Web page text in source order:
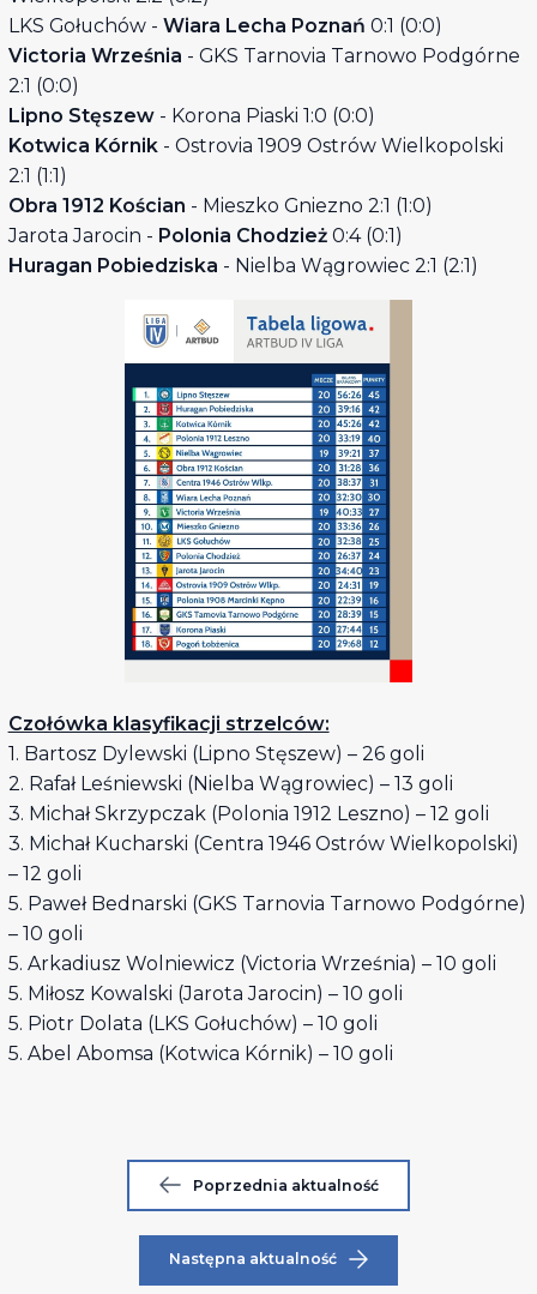
LKS Gołuchów - Wiara Lecha Poznań 0:1 (0:0)
Victoria Września - GKS Tarnovia Tarnowo Podgórne
2:1 (0:0)
Lipno Stęszew- Korona Piaski 1:0 (0:0)
Kotwica Kórnik- Ostrovia 1909 Ostrów Wielkopolski
2:1 (1:1)
Obra 1912 Kościan - Mieszko Gniezno 2:1 (1:0)
Jarota Jarocin - Polonia Chodzież0:4 (0:1)
Huragan Pobiedziska - Nielba Wągrowiec 2:1 (2:1)
Czołówka klasyfikacji strzelców:
1. Bartosz Dylewski (Lipno Stęszew) – 26 goli
2. Rafał Leśniewski (Nielba Wągrowiec) – 13 goli
3. Michał Skrzypczak (Polonia 1912 Leszno) – 12 goli
3. Michał Kucharski (Centra 1946 Ostrów Wielkopolski)
– 12 goli
5. Paweł Bednarski (GKS Tarnovia Tarnowo Podgórne)
– 10 goli
5. Arkadiusz Wolniewicz (Victoria Września) – 10 goli
5. Miłosz Kowalski (Jarota Jarocin) – 10 goli
5. Piotr Dolata (LKS Gołuchów) – 10 goli
5. Abel Abomsa (Kotwica Kórnik) – 10 goli
Poprzednia aktualność
Następna aktualność